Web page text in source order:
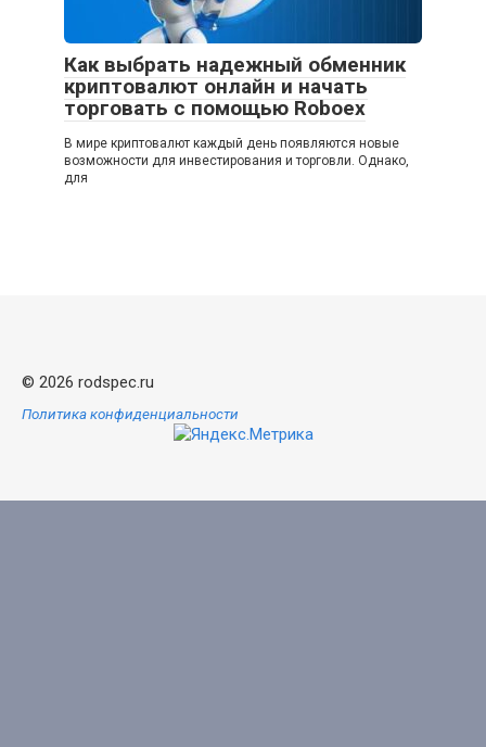
Как выбрать надежный обменник
криптовалют онлайн и начать
торговать с помощью Roboex
В мире криптовалют каждый день появляются новые
возможности для инвестирования и торговли. Однако,
для
© 2026 rodspec.ru
Политика конфиденциальности